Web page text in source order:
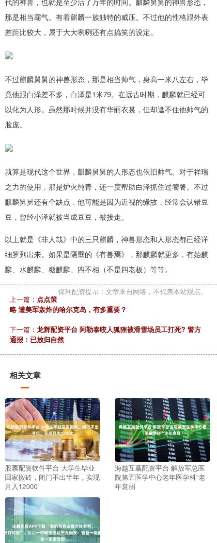
那是相当霸气。有着麒麟一族独特的威压。不过他的性格跟外表
差距比较大，属于大大咧咧还有点搞笑的设定。
不过麒麟舅舅的神兽形态，那是相当帅气，身高一米八左右，毕
竟他跟白泽差不多，白泽是1米79。在远古时期，麒麟就已经可
以化为人形。虽然那时候并没有华丽衣裳，但却遮不住他帅气的
脸庞。
就算是现代这个世界，麒麟舅舅的人形态也依旧帅气。对于祥瑞
之力的使用，那是炉火纯青，还一度帮助白泽抓住过饕餮。不过
麒麟舅舅还有个缺点，他可能是因为近视的缘故，经常会认错豆
豆，曾经小泽就被当成豆豆，被接走。
以上就是《非人哉》中的三只麒麟，神兽形态和人形态都已经详
细罗列出来。如果是隔壁的《有兽焉》，那麒麟就更多，有始麒
麟、水麒麟、糖麒麟、四不相（不是四老板）等等。
保利配资提示：文章来自网络，不代表本站观点。
上一篇： 点点策
略 遭美军轰炸的哈尔克岛，有多重要？
下一篇： 龙辉配资平台 阿勒泰咬人狐狸被滑雪场员工打死? 警方
通报：已放归自然
相关文章
股票配资软件平台 大学生毕业
回家搬砖，闭门不出半年，实现
月入12000
海越互赢配资平台 解放军总医
院第五医学中心老年医学科“老
年衰弱